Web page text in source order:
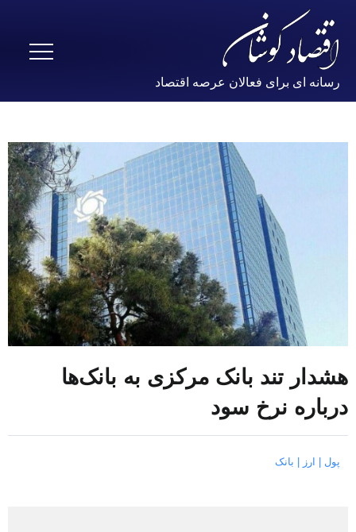
رسانه ای برای فعالان عرصه اقتصاد
هشدار تند بانک مرکزی به بانک‌ها
درباره نرخ سود
پول | ارز | بانک